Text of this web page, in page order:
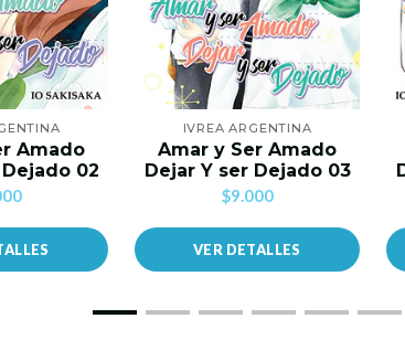
Amado
02
IVREA ARGENTINA
Amar y Ser Amado
Dejar Y ser Dejado 03
$9.000
VER DETALLES